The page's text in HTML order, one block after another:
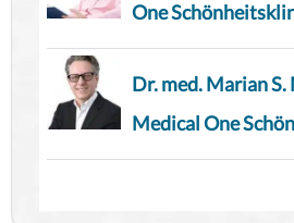
One
Dr. med. Marian
Medical One